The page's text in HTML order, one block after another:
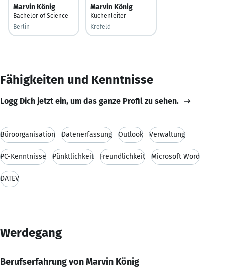
Marvin König
Bachelor of Science
Berlin
Marvin König
Küchenleiter
Krefeld
Fähigkeiten und Kenntnisse
Logg Dich jetzt ein, um das ganze Profil zu sehen.
Büroorganisation Datenerfassung Outlook Verwaltung
PC-Kenntnisse Pünktlichkeit Freundlichkeit Microsoft Word
DATEV
Werdegang
Berufserfahrung von Marvin König